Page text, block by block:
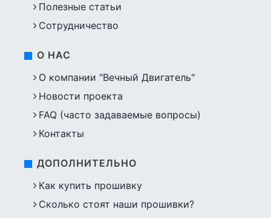
Полезные статьи
Сотрудничество
О НАС
О компании "Вечный Двигатель"
Новости проекта
FAQ (часто задаваемые вопросы)
Контакты
ДОПОЛНИТЕЛЬНО
Как купить прошивку
Сколько стоят наши прошивки?